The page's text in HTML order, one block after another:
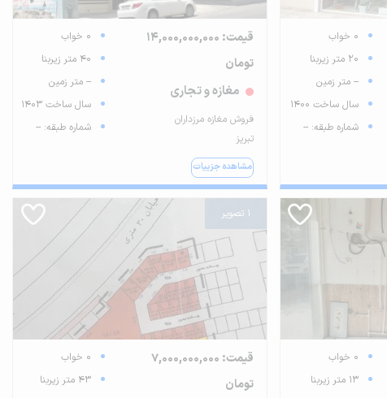
0 خواب
20 متر زیربنا
-- متر زمین
سال ساخت 1400
شماره طبقه: --
قیمت: 14,000,000,000
تومان
مغازه و تجاری
فروش مغازه مرزداران
تبریز
مشاهده جزییات
0 خواب
40 متر زیربنا
-- متر زمین
سال ساخت 1403
شماره طبقه: --
0 خواب
13 متر زیربنا
1 تصویر
قیمت: 7,000,000,000
تومان
0 خواب
43 متر زیربنا